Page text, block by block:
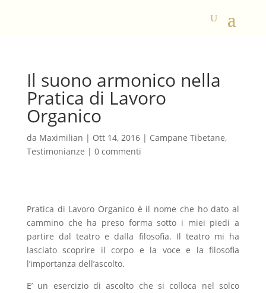
Il suono armonico nella
Pratica di Lavoro
Organico
da Maximilian | Ott 14, 2016| Campane Tibetane,
Testimonianze | 0 commenti
Pratica di Lavoro Organico è il nome che ho dato al
cammino che ha preso forma sotto i miei piedi a
partire dal teatro e dalla filosofia. Il teatro mi ha
lasciato scoprire il corpo e la voce e la filosofia
l’importanza dell’ascolto.
E’ un esercizio di ascolto che si colloca nel solco